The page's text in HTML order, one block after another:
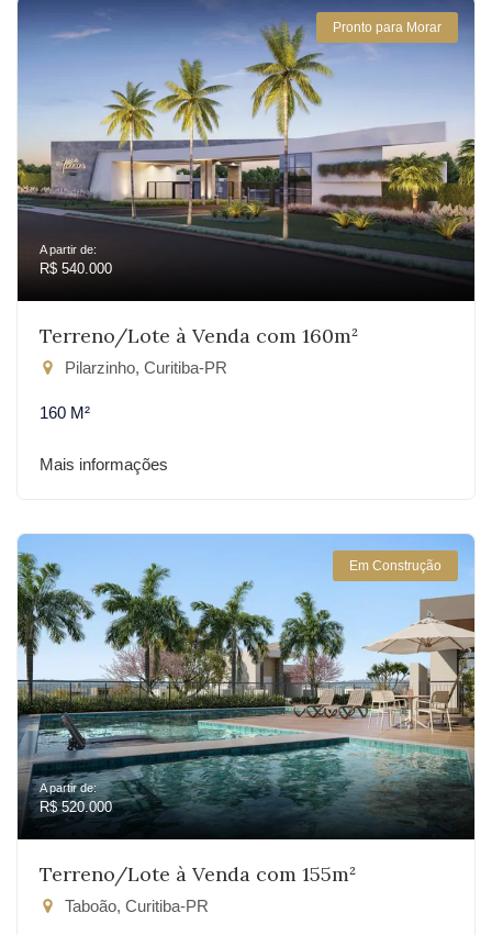
Pronto para Morar
A partir de:
R$ 540.000
Terreno/Lote à Venda com 160m²
Pilarzinho, Curitiba-PR
160 M²
Mais informações
Em Construção
A partir de:
R$ 520.000
Terreno/Lote à Venda com 155m²
Taboão, Curitiba-PR